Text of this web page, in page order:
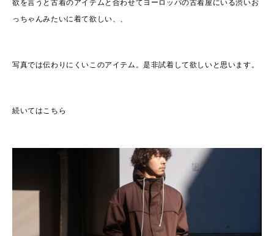
欲を言うと古着のアイテムと合わせてヨーロッパの古着屋にいる渋いお
っちゃんみたいに着て欲しい、、
写真では伝わりにくいこのアイテム。是非試着して欲しいと思います。
続いてはこちら